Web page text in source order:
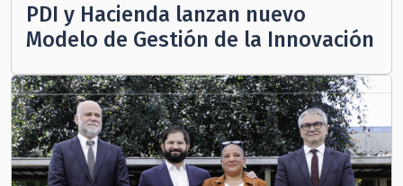
PDI y Hacienda lanzan nuevo
Modelo de Gestión de la Innovación